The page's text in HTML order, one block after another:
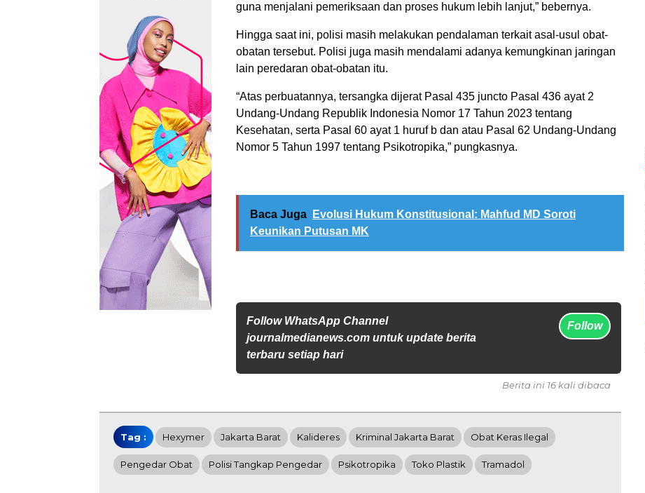
guna menjalani pemeriksaan dan proses hukum lebih lanjut,” bebernya.
Hingga saat ini, polisi masih melakukan pendalaman terkait asal-usul obat-
obatan tersebut. Polisi juga masih mendalami adanya kemungkinan jaringan
lain peredaran obat-obatan itu.
“Atas perbuatannya, tersangka dijerat Pasal 435 juncto Pasal 436 ayat 2
Undang-Undang Republik Indonesia Nomor 17 Tahun 2023 tentang
Kesehatan, serta Pasal 60 ayat 1 huruf b dan atau Pasal 62 Undang-Undang
Nomor 5 Tahun 1997 tentang Psikotropika,” pungkasnya.
Baca Juga
Evolusi Hukum Konstitusional: Mahfud MD Soroti
Keunikan Putusan MK
Follow WhatsApp Channel
journalmedianews.com untuk update berita
terbaru setiap hari
Follow
Berita ini 16 kali dibaca
Tag : Hexymer Jakarta Barat Kalideres Kriminal Jakarta Barat Obat Keras Ilegal
Pengedar Obat Polisi Tangkap Pengedar Psikotropika Toko Plastik Tramadol